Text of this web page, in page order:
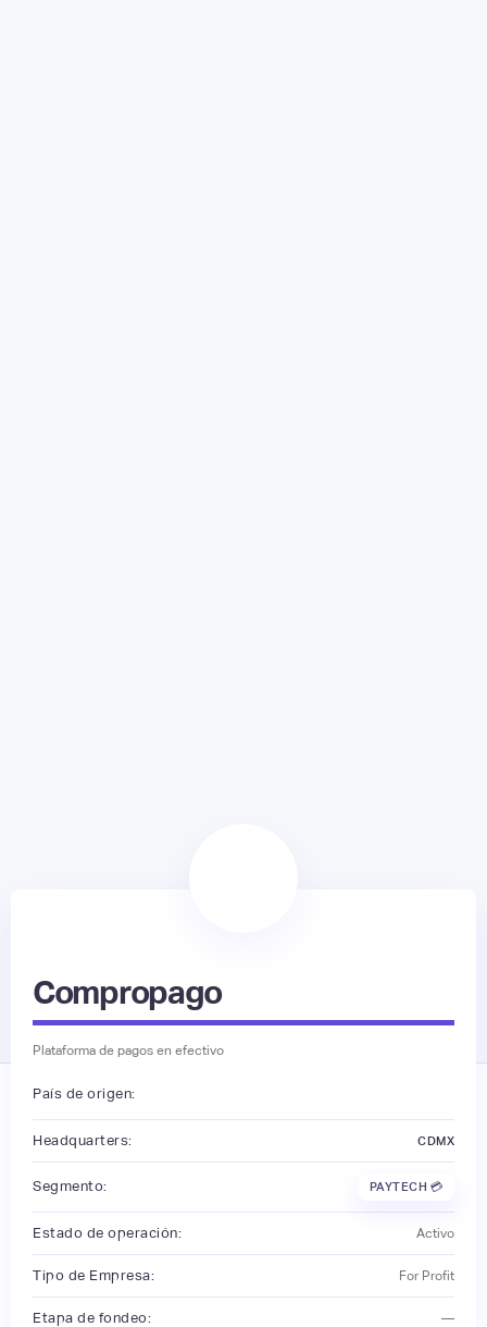
Compropago
Plataforma de pagos en efectivo
País de origen:
Headquarters: CDMX
Segmento: PAYTECH 💳
Estado de operación: Activo
Tipo de Empresa: For Profit
Etapa de fondeo: —